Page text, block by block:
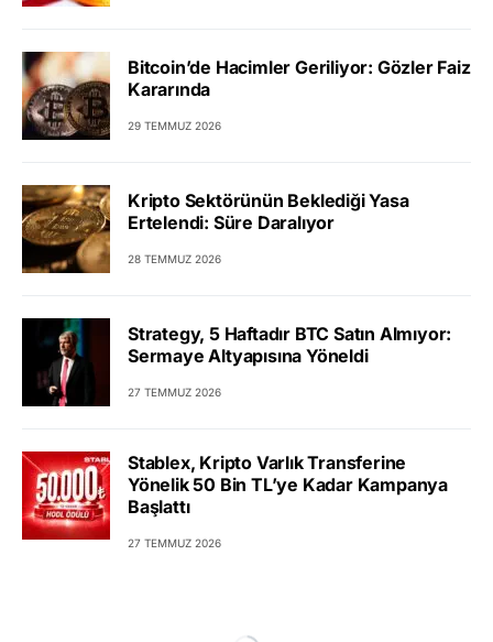
Bitcoin’de Hacimler Geriliyor: Gözler Faiz
Kararında
29 TEMMUZ 2026
Kripto Sektörünün Beklediği Yasa
Ertelendi: Süre Daralıyor
28 TEMMUZ 2026
Strategy, 5 Haftadır BTC Satın Almıyor:
Sermaye Altyapısına Yöneldi
27 TEMMUZ 2026
Stablex, Kripto Varlık Transferine
Yönelik 50 Bin TL’ye Kadar Kampanya
Başlattı
27 TEMMUZ 2026